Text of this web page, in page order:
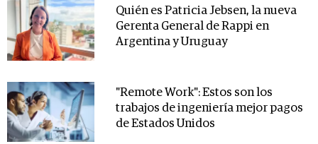
Quién es Patricia Jebsen, la nueva
Gerenta General de Rappi en
Argentina y Uruguay
"Remote Work": Estos son los
trabajos de ingeniería mejor pagos
de Estados Unidos